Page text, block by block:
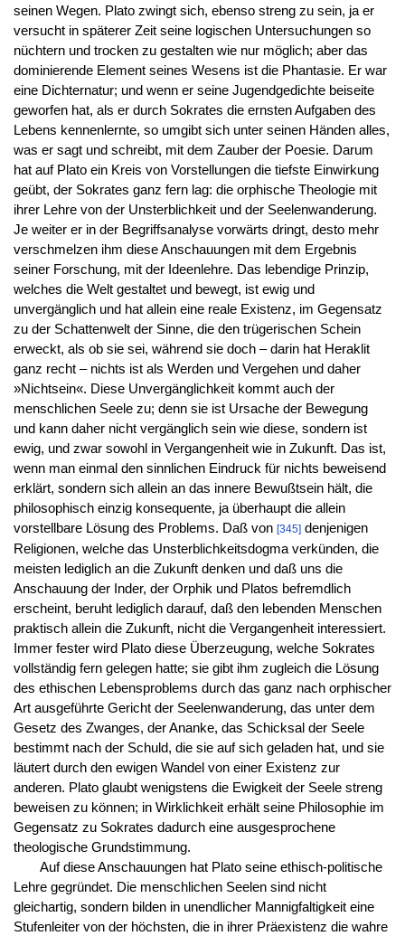
seinen Wegen. Plato zwingt sich, ebenso streng zu sein, ja er
versucht in späterer Zeit seine logischen Untersuchungen so
nüchtern und trocken zu gestalten wie nur möglich; aber das
dominierende Element seines Wesens ist die Phantasie. Er war
eine Dichternatur; und wenn er seine Jugendgedichte beiseite
geworfen hat, als er durch Sokrates die ernsten Aufgaben des
Lebens kennenlernte, so umgibt sich unter seinen Händen alles,
was er sagt und schreibt, mit dem Zauber der Poesie. Darum
hat auf Plato ein Kreis von Vorstellungen die tiefste Einwirkung
geübt, der Sokrates ganz fern lag: die orphische Theologie mit
ihrer Lehre von der Unsterblichkeit und der Seelenwanderung.
Je weiter er in der Begriffsanalyse vorwärts dringt, desto mehr
verschmelzen ihm diese Anschauungen mit dem Ergebnis
seiner Forschung, mit der Ideenlehre. Das lebendige Prinzip,
welches die Welt gestaltet und bewegt, ist ewig und
unvergänglich und hat allein eine reale Existenz, im Gegensatz
zu der Schattenwelt der Sinne, die den trügerischen Schein
erweckt, als ob sie sei, während sie doch – darin hat Heraklit
ganz recht – nichts ist als Werden und Vergehen und daher
»Nichtsein«. Diese Unvergänglichkeit kommt auch der
menschlichen Seele zu; denn sie ist Ursache der Bewegung
und kann daher nicht vergänglich sein wie diese, sondern ist
ewig, und zwar sowohl in Vergangenheit wie in Zukunft. Das ist,
wenn man einmal den sinnlichen Eindruck für nichts beweisend
erklärt, sondern sich allein an das innere Bewußtsein hält, die
philosophisch einzig konsequente, ja überhaupt die allein
vorstellbare Lösung des Problems. Daß von [345]denjenigen
Religionen, welche das Unsterblichkeitsdogma verkünden, die
meisten lediglich an die Zukunft denken und daß uns die
Anschauung der Inder, der Orphik und Platos befremdlich
erscheint, beruht lediglich darauf, daß den lebenden Menschen
praktisch allein die Zukunft, nicht die Vergangenheit interessiert.
Immer fester wird Plato diese Überzeugung, welche Sokrates
vollständig fern gelegen hatte; sie gibt ihm zugleich die Lösung
des ethischen Lebensproblems durch das ganz nach orphischer
Art ausgeführte Gericht der Seelenwanderung, das unter dem
Gesetz des Zwanges, der Ananke, das Schicksal der Seele
bestimmt nach der Schuld, die sie auf sich geladen hat, und sie
läutert durch den ewigen Wandel von einer Existenz zur
anderen. Plato glaubt wenigstens die Ewigkeit der Seele streng
beweisen zu können; in Wirklichkeit erhält seine Philosophie im
Gegensatz zu Sokrates dadurch eine ausgesprochene
theologische Grundstimmung.
Auf diese Anschauungen hat Plato seine ethisch-politische
Lehre gegründet. Die menschlichen Seelen sind nicht
gleichartig, sondern bilden in unendlicher Mannigfaltigkeit eine
Stufenleiter von der höchsten, die in ihrer Präexistenz die wahre